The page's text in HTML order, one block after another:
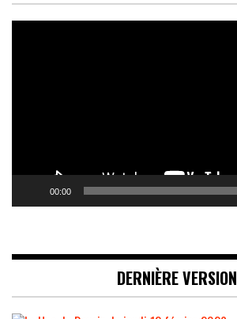
00:00
DERNIÈRE VERSION